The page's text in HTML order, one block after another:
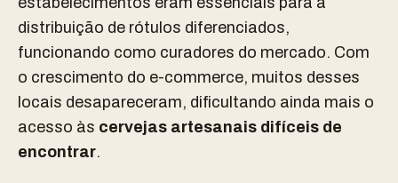
distribuição de rótulos diferenciados,
funcionando como curadores do mercado. Com
o crescimento do e-commerce, muitos desses
locais desapareceram, dificultando ainda mais o
acesso às cervejas artesanais difíceis de
encontrar.